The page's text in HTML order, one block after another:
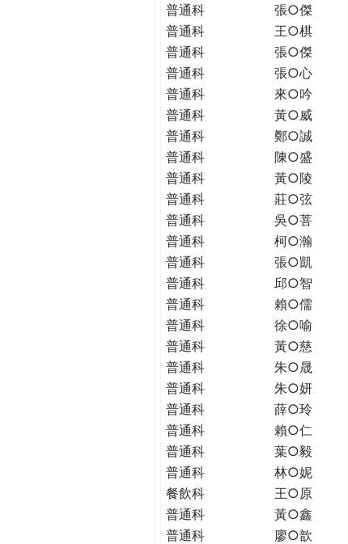
普通科
張○傑
普通科
王○棋
普通科
張○傑
普通科
張○心
普通科
來○吟
普通科
黃○威
普通科
鄭○誠
普通科
陳○盛
普通科
黃○陵
普通科
莊○弦
普通科
吳○菩
普通科
柯○瀚
普通科
張○凱
普通科
邱○智
普通科
賴○儒
普通科
徐○喻
普通科
黃○慈
普通科
朱○晟
普通科
朱○妍
普通科
薛○玲
普通科
賴○仁
普通科
葉○毅
普通科
林○妮
餐飲科
王○原
普通科
黃○鑫
普通科
廖○歆